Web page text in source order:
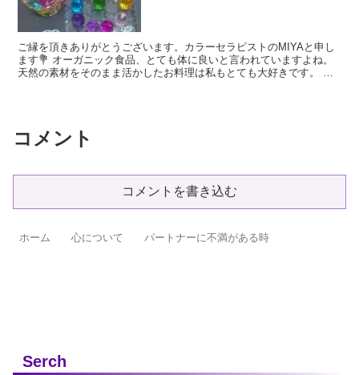
ご縁を頂きありがとうございます。カラーセラピストのMIYAと申し
ます💐 オーガニック食品、とても体に良いと言われていますよね。
天然の素材をそのまま活かしたお料理は私もとても大好きです。 素
コメント
コメントを書き込む
ホーム 心について パートナーに不満がある時
Serch